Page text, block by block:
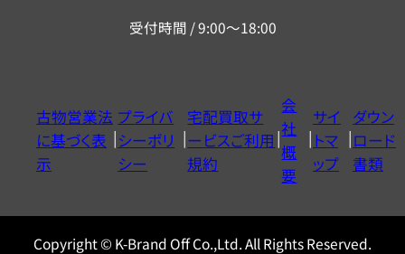
ー
ヤ
ル
0120604117
受付時間 / 9:00～18:00
古物営業法
に基づく表
示
プライバ
シーポリ
シー
宅配買取サ
ービスご利用
規約
会
社
概
要
サイ
トマ
ップ
ダウン
ロード
書類
Copyright © K-Brand Off Co.,Ltd. All Rights Reserved.